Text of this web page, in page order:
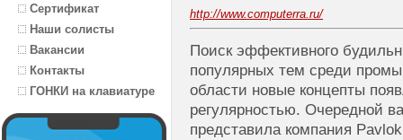
Сертификат
Наши солисты
Вакансии
Контакты
ГОНКИ на клавиатуре
http://www.computerra.ru/
Поиск эффективного
популярных тем среди
области новые концепты
регулярностью. Очередной
представила компания